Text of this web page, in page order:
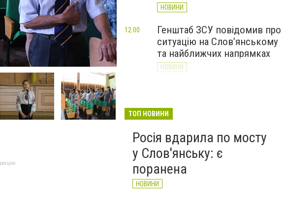
НОВИНИ
Генштаб ЗСУ повідомив про
ситуацію на Слов’янському
та найближчих напрямках
НОВИНИ
12:00
великої війни: 7 серпня
ТОП НОВИНИ
Росія вдарила по мосту
у Слов'янську: є
поранена
НОВИНИ